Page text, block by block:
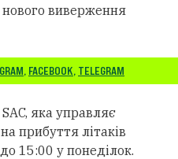
нового виверження
, FACEBOOK, TELEGRAM
яка управляє
прибуття літаків
15:00 у понеділок.